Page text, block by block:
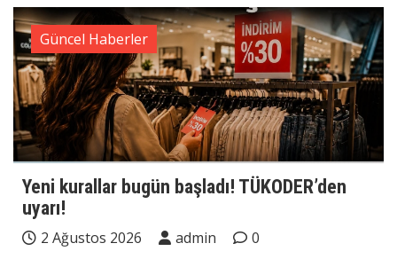
Güncel Haberler
Yeni kurallar bugün başladı! TÜKODER’den
uyarı!
2 Ağustos 2026 admin
0